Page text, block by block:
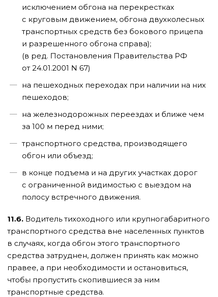
исключением обгона на перекрестках
с круговым движением, обгона двухколесных
транспортных средств без бокового прицепа
и разрешенного обгона справа);
(в ред. Постановления Правительства РФ
от 24.01.2001 N 67)
на пешеходных переходах при наличии на них
пешеходов;
на железнодорожных переездах и ближе чем
за 100 м перед ними;
транспортного средства, производящего
обгон или объезд;
в конце подъема и на других участках дорог
с ограниченной видимостью с выездом на
полосу встречного движения.
11.6. Водитель тихоходного или крупногабаритного
транспортного средства вне населенных пунктов
в случаях, когда обгон этого транспортного
средства затруднен, должен принять как можно
правее, а при необходимости и остановиться,
чтобы пропустить скопившиеся за ним
транспортные средства.